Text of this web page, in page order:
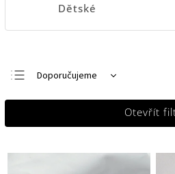
Dětské
Doporučujeme
Nejlevnější
Otevřít